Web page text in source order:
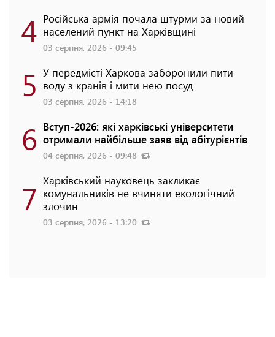
4 Російська армія почала штурми за новий
населений пункт на Харківщині
03 серпня, 2026 - 09:45
5 У передмісті Харкова заборонили пити
воду з кранів і мити нею посуд
03 серпня, 2026 - 14:18
6 Вступ-2026: які харківські університети
отримали найбільше заяв від абітурієнтів
04 серпня, 2026 - 09:48
7 Харківський науковець закликає
комунальників не вчиняти екологічний
злочин
03 серпня, 2026 - 13:20